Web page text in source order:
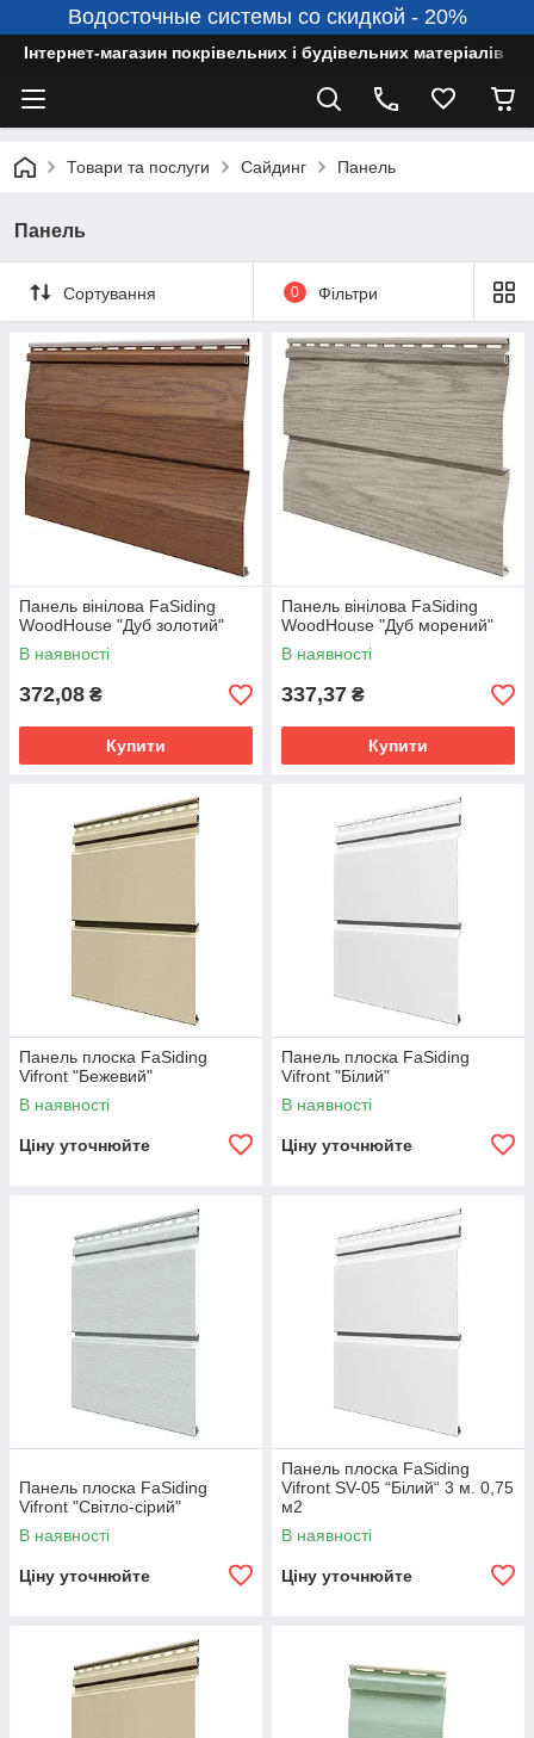
Водосточные системы со скидкой - 20%
Інтернет-магазин покрівельних і будівельних матеріалів
Товари та послуги Сайдинг Панель
Панель
Сортування 0 Фільтри
Панель вінілова FaSiding
WoodHouse "Дуб золотий"
В наявності
372,08 ₴
Купити
Панель вінілова FaSiding
WoodHouse "Дуб морений"
В наявності
337,37 ₴
Купити
Панель плоска FaSiding
Vifront "Бежевий"
В наявності
Ціну уточнюйте
Панель плоска FaSiding
Vifront "Білий"
В наявності
Ціну уточнюйте
Панель плоска FaSiding
Vifront "Світло-сірий"
В наявності
Ціну уточнюйте
Панель плоска FaSiding
Vifront SV-05 “Білий“ 3 м. 0,75
м2
В наявності
Ціну уточнюйте